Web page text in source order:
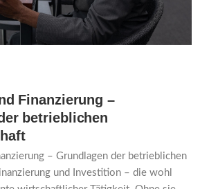
Finanzierung –
betrieblichen
– Grundlagen der betrieblichen
und Investition – die wohl